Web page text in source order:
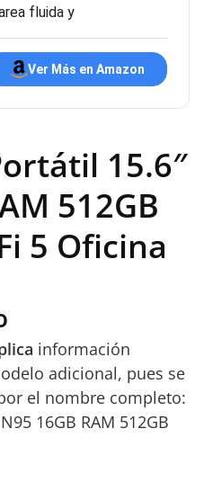
fluida y
Ver Más en Amazon
15.6″
512GB
5 Oficina
información
adicional, pues se
el nombre completo:
16GB RAM 512GB